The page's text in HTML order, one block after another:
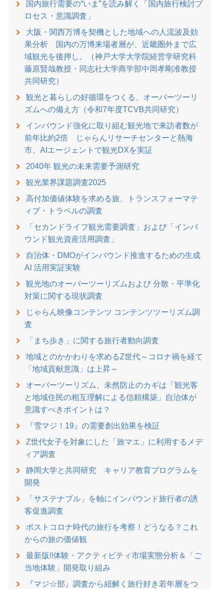
国内旅行需要の“いま”を読み解く「国内旅行検討プ
ロセス・意識調査」
大阪・関西万博を契機とした地域への人流波及効
果分析 国内の万博来場者層が、近畿圏外まで広
域観光を後押し。（神戸大学大学院経営学研究科
藤原賢哉教授・同志社大学商学部中岡孝剛准教授
共同研究）
観光と暮らしの好循環をつくる、オーバーツーリ
ズムへの備え方（令和7年度TCVB共同研究）
インバウンド強化に取り組む観光地で来訪者数が
前年比約2倍 じゃらんリサーチセンターと熱海
市、AIエージェントで観光DXを実証
2040年 観光の未来需要予測研究
観光業界課題調査2025
高付加価値体験を求める旅、トランスフォーマテ
ィブ・トラベルの調査
「セカンドライフ観光需要調査」および「インバ
ウンド観光資産活用調査」
⾃治体・DMOがインバウンド推進するための⽣成
AI 活⽤実証実験
観光地のオーバーツーリズムおよび 分散・平準化
対策に関する現状調査
じゃらん映像コンテンツ コンテンツツーリズム調
査
「まち歩き」に関する旅行者動向調査
地域とのかかわりを求めるZ世代～コロナ禍を経て
「地域貢献意識」は上昇～
オーバーツーリズム、未然防止のカギは「観光客
と地域住民の相互理解による信頼構築」自治体が
意識すべきポイントは？
『雪マジ！19』の需要創出効果を検証
Z世代女子を対象にした「旅マエ」に利用するメデ
ィア調査
静岡大学と共同研究 キャリア教育プログラムを
開発
「サステナブル」を軸にインバウンド旅行者の誘
客促進調査
ポストコロナ時代の旅行を考察！どうなる？これ
からの旅の価値観
最新版!!体験・アクティビティ市場実態分析＆「ご
当地体験」開発取り組み
『マジ☆部』調査から紐解く旅行好き若年層をつ